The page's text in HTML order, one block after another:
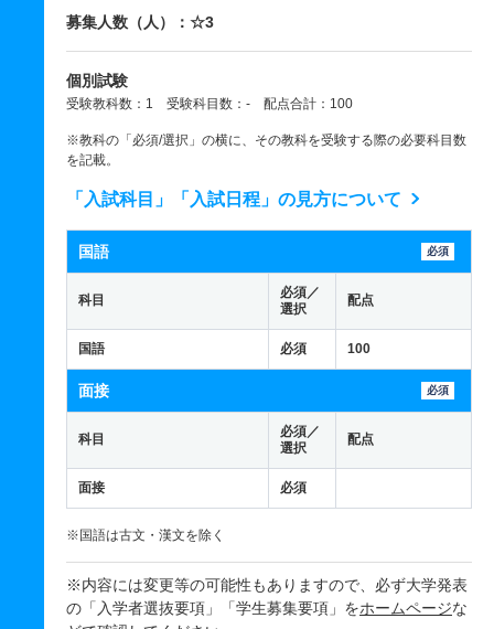
募集人数（人）：☆3
個別試験
受験教科数：1 受験科目数：- 配点合計：100
※教科の「必須/選択」の横に、その教科を受験する際の必要科目数
を記載。
「入試科目」「入試日程」の見方について
国語 必須
科目
必須／
選択
配点
国語 必須 100
面接 必須
科目
必須／
選択
配点
面接 必須
※国語は古文・漢文を除く
※内容には変更等の可能性もありますので、必ず大学発表
の「入学者選抜要項」「学生募集要項」をホームページな